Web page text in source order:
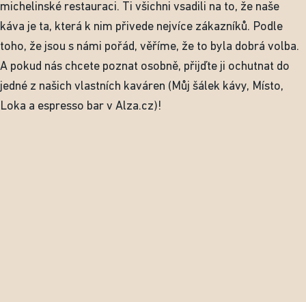
michelinské restauraci. Ti všichni vsadili na to, že naše
káva je ta, která k nim přivede nejvíce zákazníků. Podle
toho, že jsou s námi pořád, věříme, že to byla dobrá volba.
A pokud nás chcete poznat osobně, přijďte ji ochutnat do
jedné z našich vlastních kaváren (Můj šálek kávy, Místo,
Loka a espresso bar v Alza.cz)!